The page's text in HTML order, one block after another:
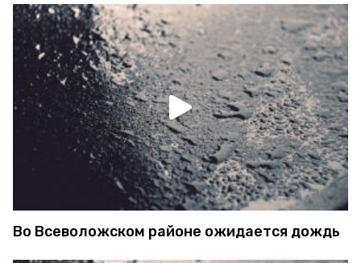
Во Всеволожском районе ожидается дождь